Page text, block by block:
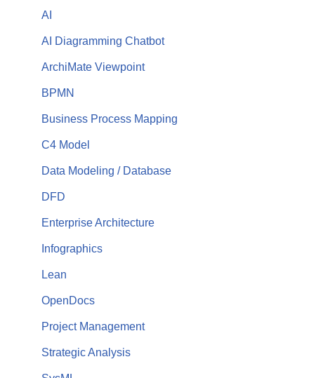
AI
AI Diagramming Chatbot
ArchiMate Viewpoint
BPMN
Business Process Mapping
C4 Model
Data Modeling / Database
DFD
Enterprise Architecture
Infographics
Lean
OpenDocs
Project Management
Strategic Analysis